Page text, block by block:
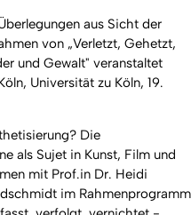
aus Sicht der
von „Verletzt, Gehetzt,
und Gewalt" veranstaltet
Universität zu Köln, 19.
Die
als Sujet in Kunst, Film und
mit Prof.in Dr. Heidi
im Rahmenprogramm